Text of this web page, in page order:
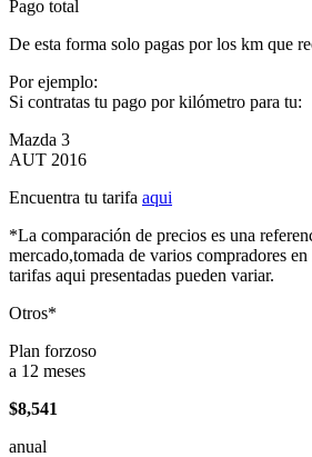
Pago total
De esta forma solo pagas por los km que
Por ejemplo:
Si contratas tu pago por kilómetro para tu:
Mazda 3
AUT 2016
Encuentra tu tarifa aqui
*La comparación de precios es una
mercado,tomada de varios compradores
tarifas aqui presentadas pueden variar.
Otros*
Plan forzoso
a 12 meses
$8,541
anual